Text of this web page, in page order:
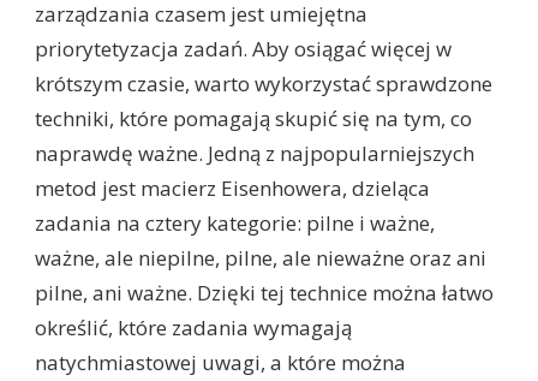
zarządzania czasem jest umiejętna
priorytetyzacja zadań. Aby osiągać więcej w
krótszym czasie, warto wykorzystać sprawdzone
techniki, które pomagają skupić się na tym, co
naprawdę ważne. Jedną z najpopularniejszych
metod jest macierz Eisenhowera, dzieląca
zadania na cztery kategorie: pilne i ważne,
ważne, ale niepilne, pilne, ale nieważne oraz ani
pilne, ani ważne. Dzięki tej technice można łatwo
określić, które zadania wymagają
natychmiastowej uwagi, a które można